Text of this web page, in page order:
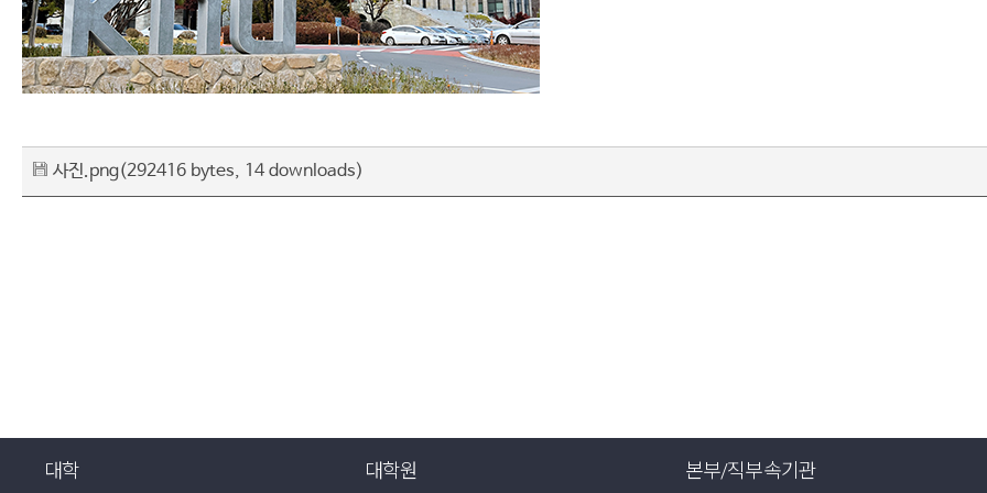
사진.png(292416 bytes, 14 downloads)
대학 대학원 본부/직부속기관